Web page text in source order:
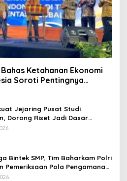
Ketahanan Ekonomi
Soroti Pentingnya
Jejaring Pusat Studi
Dorong Riset Jadi Dasar
dan Inovasi
Bintek SMP, Tim Baharkam Polri
Pemeriksaan Pola Pengamanan
Patra Niaga Jabar